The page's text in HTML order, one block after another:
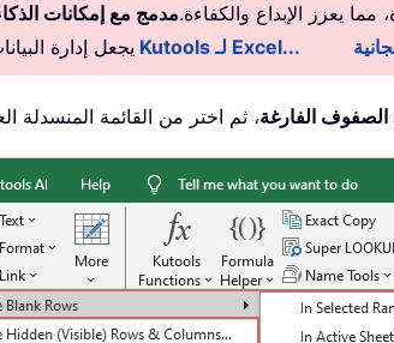
مدمج مع إمكانات
يجعل إدارة
معلومات تفصيلية عن Kutools لـ Excel...
الفارغة